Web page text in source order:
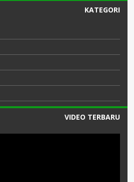
KATEGORI
VIDEO TERBARU